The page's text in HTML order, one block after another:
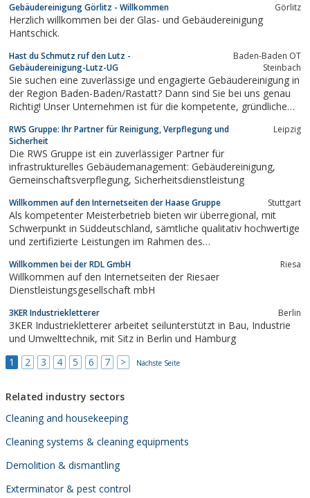
Europaweit24 Stunden an 365...
Gebäudereinigung Görlitz - Willkommen Görlitz
Herzlich willkommen bei der Glas- und Gebäudereinigung
Hantschick.
Hast du Schmutz ruf den Lutz -
Gebäudereinigung-Lutz-UG
Baden-Baden OT
Steinbach
Sie suchen eine zuverlässige und engagierte Gebäudereinigung in
der Region Baden-Baden/Rastatt? Dann sind Sie bei uns genau
Richtig! Unser Unternehmen ist für die kompetente, gründliche
RWS Gruppe: Ihr Partner für Reinigung, Verpflegung und
Sicherheit
Leipzig
Die RWS Gruppe ist ein zuverlässiger Partner für
infrastrukturelles Gebäudemanagement: Gebäudereinigung,
Gemeinschaftsverpflegung, Sicherheitsdienstleistung
Willkommen auf den Internetseiten der Haase Gruppe Stuttgart
Als kompetenter Meisterbetrieb bieten wir überregional, mit
Schwerpunkt in Süddeutschland, sämtliche qualitativ hochwertige
und zertifizierte Leistungen im Rahmen des
Willkommen bei der RDL GmbH Riesa
Willkommen auf den Internetseiten der Riesaer
Dienstleistungsgesellschaft mbH
3KER Industriekletterer Berlin
3KER Industriekletterer arbeitet seilunterstützt in Bau, Industrie
und Umwelttechnik, mit Sitz in Berlin und Hamburg
1
2 3 4 5 6 7 > Nächste Seite
Related industry sectors
Cleaning and housekeeping
Cleaning systems & cleaning equipments
Demolition & dismantling
Exterminator & pest control